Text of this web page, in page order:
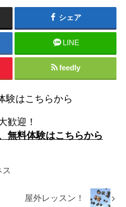
シェア
LINE
feedly
験はこちらから
歓迎！
無料体験はこちらから
屋外レッスン！